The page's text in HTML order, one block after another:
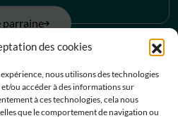
des cookies
nous utilisons des technologies
ou accéder à des informations sur
à ces technologies, cela nous
que le comportement de navigation ou
parraine
nos